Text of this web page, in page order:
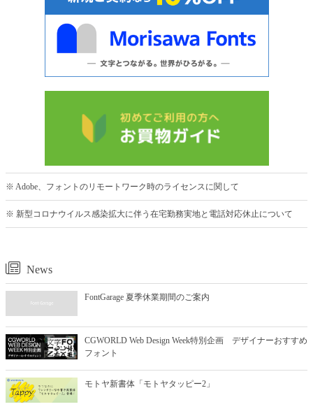
※ Adobe、フォントのリモートワーク時のライセンスに関して
※ 新型コロナウイルス感染拡大に伴う在宅勤務実地と電話対応休止について
News
FontGarage 夏季休業期間のご案内
CGWORLD Web Design Week特別企画 デザイナーおすすめ
フォント
モトヤ新書体「モトヤタッピー2」